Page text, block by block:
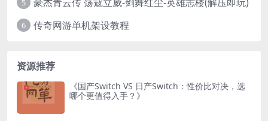
5
6 传奇网游单机架设教程
资源推荐
《国产Switch VS 日产Switch：性价比对决，选
哪个更值得入手？》